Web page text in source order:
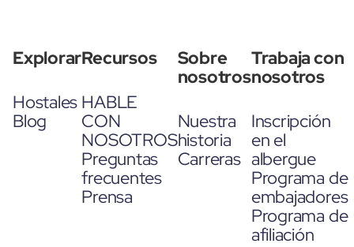
Explorar
Hostales
Blog
Recursos
HABLE
CON
NOSOTROS
Preguntas
frecuentes
Prensa
Sobre
nosotros
Nuestra
historia
Carreras
Trabaja con
nosotros
Inscripción
en el
albergue
Programa de
embajadores
Programa de
afiliación